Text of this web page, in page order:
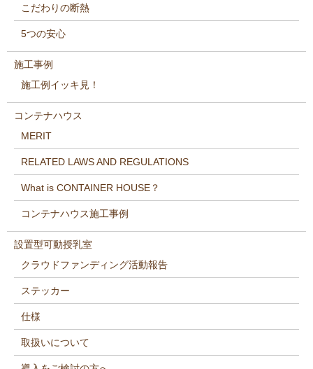
こだわりの断熱
5つの安心
施工事例
施工例イッキ見！
コンテナハウス
MERIT
RELATED LAWS AND REGULATIONS
What is CONTAINER HOUSE？
コンテナハウス施工事例
設置型可動授乳室
クラウドファンディング活動報告
ステッカー
仕様
取扱いについて